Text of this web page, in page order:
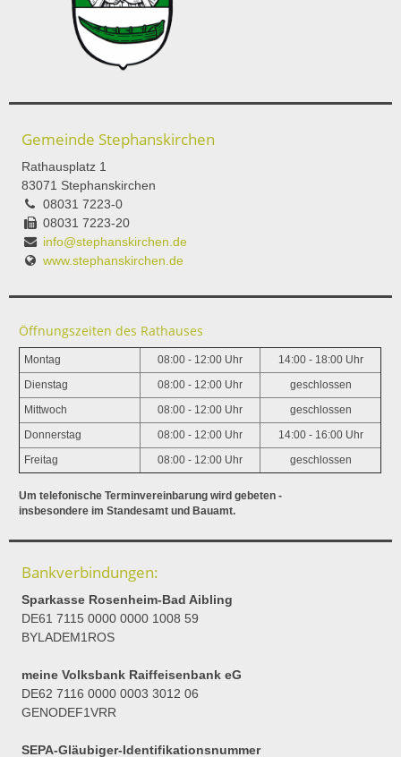
Gemeinde Stephanskirchen
Rathausplatz 1
83071 Stephanskirchen
08031 7223-0
08031 7223-20
info@stephanskirchen.de
www.stephanskirchen.de
Öffnungszeiten des Rathauses
Montag 08:00 - 12:00 Uhr 14:00 - 18:00 Uhr
Dienstag 08:00 - 12:00 Uhr geschlossen
Mittwoch 08:00 - 12:00 Uhr geschlossen
Donnerstag 08:00 - 12:00 Uhr 14:00 - 16:00 Uhr
Freitag 08:00 - 12:00 Uhr geschlossen
Um telefonische Terminvereinbarung wird gebeten -
insbesondere im Standesamt und Bauamt.
Bankverbindungen:
Sparkasse Rosenheim-Bad Aibling
DE61 7115 0000 0000 1008 59
BYLADEM1ROS
meine Volksbank Raiffeisenbank eG
DE62 7116 0000 0003 3012 06
GENODEF1VRR
SEPA-Gläubiger-Identifikationsnummer